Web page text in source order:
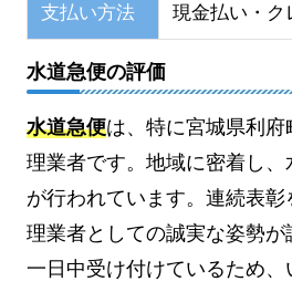
支払い方法 現金払い・ク
水道急便の評価
水道急便は、特に宮城県利
理業者です。地域に密着し
が行われています。連続表
理業者としての誠実な姿勢が
一日中受け付けているため